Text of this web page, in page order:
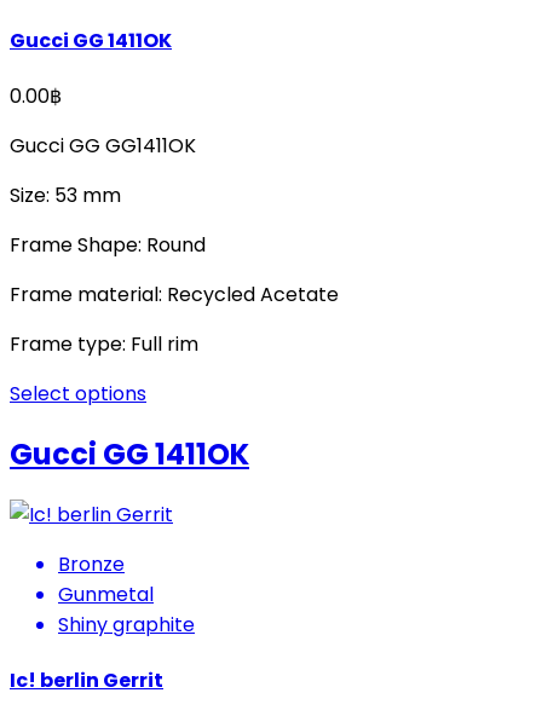
Gucci GG 1411OK
0.00฿
Gucci GG GG1411OK
Size: 53 mm
Frame Shape: Round
Frame material: Recycled Acetate
Frame type: Full rim
Select options
Gucci GG 1411OK
Bronze
Gunmetal
Shiny graphite
Ic! berlin Gerrit